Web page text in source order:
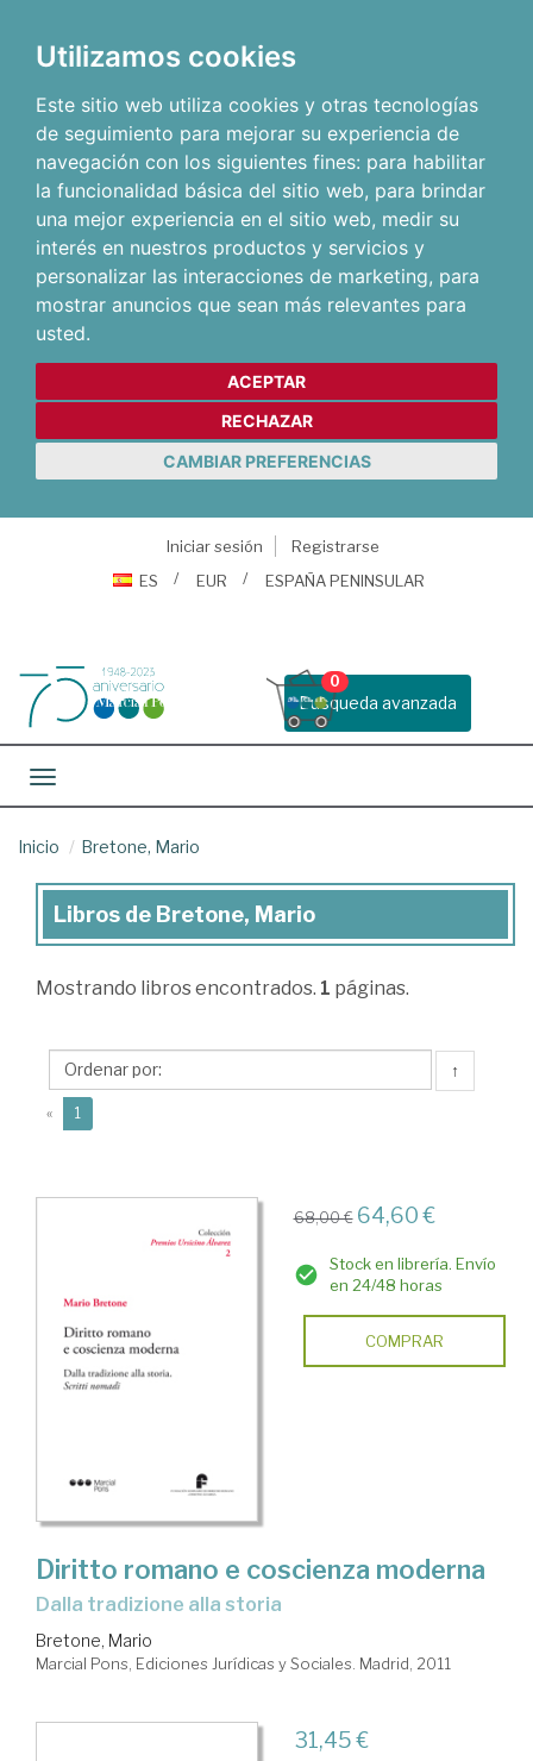
Utilizamos cookies
Este sitio web utiliza cookies y otras tecnologías
de seguimiento para mejorar su experiencia de
navegación con los siguientes fines: para habilitar
la funcionalidad básica del sitio web, para brindar
una mejor experiencia en el sitio web, medir su
interés en nuestros productos y servicios y
personalizar las interacciones de marketing, para
mostrar anuncios que sean más relevantes para
usted.
ACEPTAR
RECHAZAR
CAMBIAR PREFERENCIAS
Iniciar sesión
Registrarse
ES
EUR ESPAÑA PENINSULAR
Busqueda avanzada
0
Toggle navigation
Inicio Bretone, Mario
Libros
Bretone,
Libros de Bretone, Mario
Mostrando libros encontrados. 1 páginas.
↑
« 1
68,00 € 64,60 €
Stock en librería. Envío
en 24/48 horas
COMPRAR
Diritto romano e coscienza moderna
dalla tradizione alla storia
Bretone, Mario
Marcial Pons, Ediciones Jurídicas y Sociales. Madrid, 2011
31,45 €